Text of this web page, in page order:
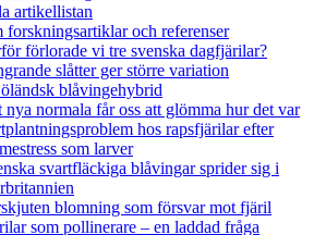
artikellistan
forskningsartiklar och referenser
förlorade vi tre svenska dagfjärilar?
slåtter ger större variation
blåvingehybrid
nya normala får oss att glömma hur det var
hos rapsfjärilar efter
som larver
svartfläckiga blåvingar sprider sig i
blomning som försvar mot fjäril
som pollinerare – en laddad fråga